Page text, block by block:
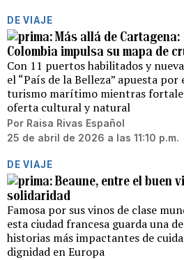
DE VIAJE
Más allá de Cartagena:
Colombia impulsa su mapa de
Con 11 puertos habilitados y
el “País de la Belleza” apuesta por
turismo marítimo mientras
oferta cultural y natural
Por Raisa Rivas Español
25 de abril de 2026 a las 11:10 p.m.
DE VIAJE
Beaune, entre el buen
solidaridad
Famosa por sus vinos de clase
esta ciudad francesa guarda una
historias más impactantes de
dignidad en Europa